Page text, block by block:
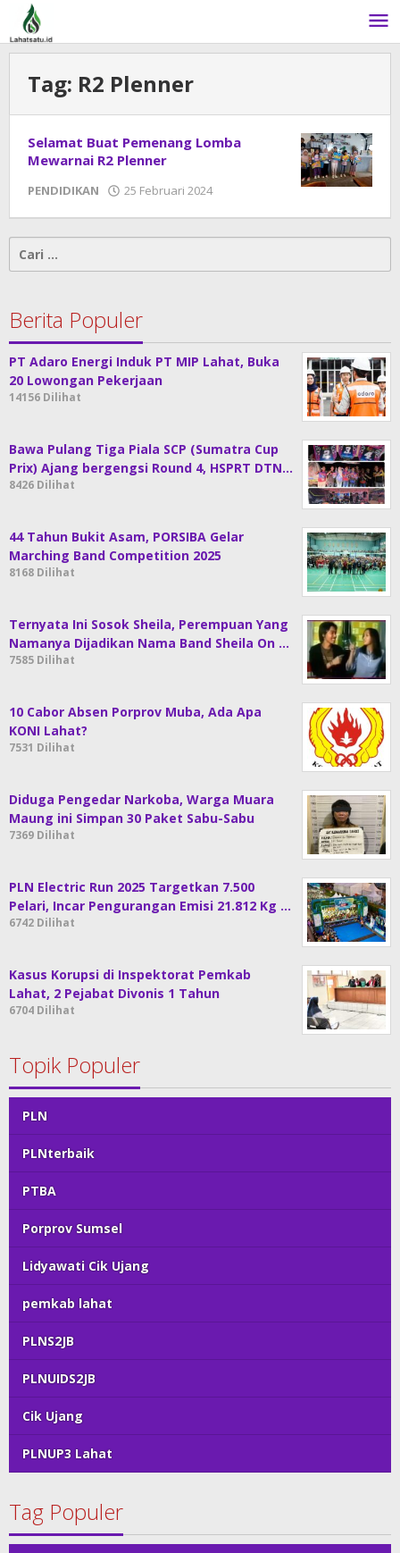
Lewati
konten
Tag: R2 Plenner
Selamat Buat Pemenang Lomba
Mewarnai R2 Plenner
PENDIDIKAN 25 Februari 2024
Cari
untuk:
Berita Populer
PT Adaro Energi Induk PT MIP Lahat, Buka
20 Lowongan Pekerjaan
14156 Dilihat
Bawa Pulang Tiga Piala SCP (Sumatra Cup
Prix) Ajang bergengsi Round 4, HSPRT DTN…
8426 Dilihat
44 Tahun Bukit Asam, PORSIBA Gelar
Marching Band Competition 2025
8168 Dilihat
Ternyata Ini Sosok Sheila, Perempuan Yang
Namanya Dijadikan Nama Band Sheila On …
7585 Dilihat
10 Cabor Absen Porprov Muba, Ada Apa
KONI Lahat?
7531 Dilihat
Diduga Pengedar Narkoba, Warga Muara
Maung ini Simpan 30 Paket Sabu-Sabu
7369 Dilihat
PLN Electric Run 2025 Targetkan 7.500
Pelari, Incar Pengurangan Emisi 21.812 Kg …
6742 Dilihat
Kasus Korupsi di Inspektorat Pemkab
Lahat, 2 Pejabat Divonis 1 Tahun
6704 Dilihat
Topik Populer
PLN
PLNterbaik
PTBA
Porprov Sumsel
Lidyawati Cik Ujang
pemkab lahat
PLNS2JB
PLNUIDS2JB
Cik Ujang
PLNUP3 Lahat
Tag Populer